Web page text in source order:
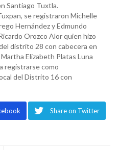
Santiago Tuxtla.
se registraron Michelle
Hernández y Edmundo
Orozco Alor quien hizo
distrito 28 con cabecera en
Elizabeth Platas Luna
registrarse como
del Distrito 16 con
Share on Twitter